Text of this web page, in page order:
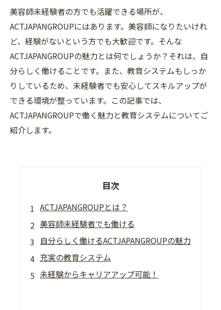
美容師未経験者の方でも活躍できる場所が、
ACTJAPANGROUPにはあります。美容師になりたいけれ
ど、経験がないという方でも大歓迎です。そんな
ACTJAPANGROUPの魅力とは何でしょうか？それは、自
分らしく働けることです。また、教育システムもしっか
りしているため、未経験者でも安心してスキルアップが
できる環境が整っています。この記事では、
ACTJAPANGROUPで働く魅力と教育システムについてご
紹介します。
目次
ACTJAPANGROUPとは？
美容師未経験者でも働ける
自分らしく働けるACTJAPANGROUPの魅力
充実の教育システム
未経験からキャリアアップ可能！